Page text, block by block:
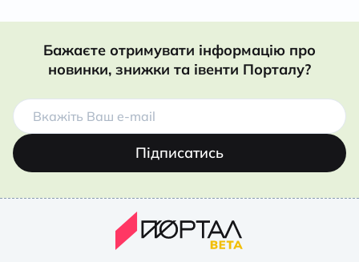
Бажаєте отримувати інформацію про
новинки, знижки та івенти Порталу?
Підписатись